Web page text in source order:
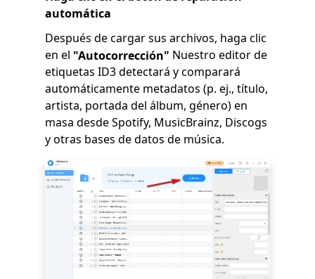
automática
Después de cargar sus archivos, haga clic
en el "Autocorrección" Nuestro editor de
etiquetas ID3 detectará y comparará
automáticamente metadatos (p. ej., título,
artista, portada del álbum, género) en
masa desde Spotify, MusicBrainz, Discogs
y otras bases de datos de música.